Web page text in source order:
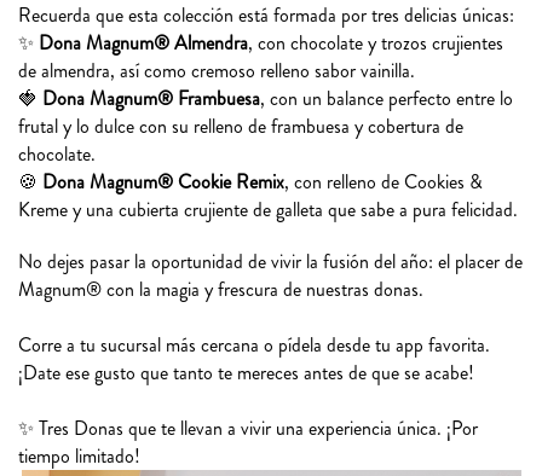
Recuerda que esta colección está formada por tres delicias únicas:
✨ Dona Magnum® Almendra, con chocolate y trozos crujientes
de almendra, así como cremoso relleno sabor vainilla.
🍓 Dona Magnum® Frambuesa, con un balance perfecto entre lo
frutal y lo dulce con su relleno de frambuesa y cobertura de
chocolate.
🍪 Dona Magnum® Cookie Remix, con relleno de Cookies &
Kreme y una cubierta crujiente de galleta que sabe a pura felicidad.
No dejes pasar la oportunidad de vivir la fusión del año: el placer de
Magnum® con la magia y frescura de nuestras donas.
Corre a tu sucursal más cercana o pídela desde tu app favorita.
¡Date ese gusto que tanto te mereces antes de que se acabe!
✨ Tres Donas que te llevan a vivir una experiencia única. ¡Por
tiempo limitado!